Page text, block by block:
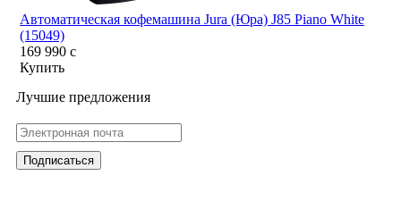
Автоматическая кофемашина Jura (Юра) J85 Piano White
(15049)
169 990c
Купить
Лучшие предложения